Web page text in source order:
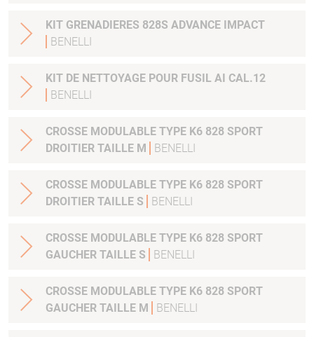
KIT GRENADIERES 828S ADVANCE IMPACT
BENELLI
KIT DE NETTOYAGE POUR FUSIL AI CAL.12
BENELLI
CROSSE MODULABLE TYPE K6 828 SPORT
DROITIER TAILLE M
BENELLI
CROSSE MODULABLE TYPE K6 828 SPORT
DROITIER TAILLE S
BENELLI
CROSSE MODULABLE TYPE K6 828 SPORT
GAUCHER TAILLE S
BENELLI
CROSSE MODULABLE TYPE K6 828 SPORT
GAUCHER TAILLE M
BENELLI